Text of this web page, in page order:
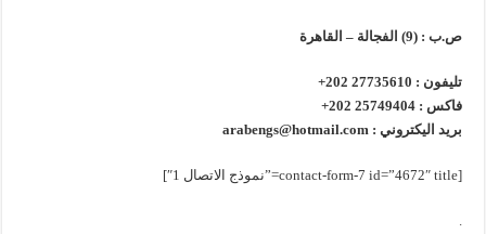
ص.ب : (9) الفجالة – القاهرة
تليفون : 27735610 202+
فاكس : 25749404 202+
بريد اليكتروني : arabengs@hotmail.com
[contact-form-7 id=”4672″ title=”نموذج الاتصال 1″]
.